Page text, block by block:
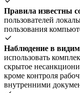
Правила известны
пользователей
пользования
Наблюдение в
использовать
скрытое
кроме контроля
внутренними